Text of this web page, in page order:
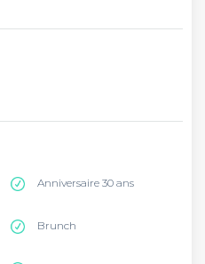
Anniversaire 30 ans
Brunch